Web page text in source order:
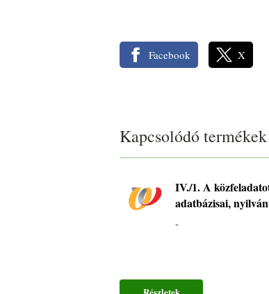
Facebook X
Kapcsolódó termékek
IV./1. A
adatbázisai,
-